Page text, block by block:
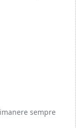
sempre